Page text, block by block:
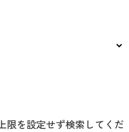
限を設定せず検索してくだ